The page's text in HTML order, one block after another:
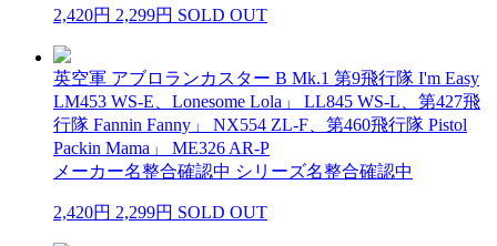
2,420円 2,299円 SOLD OUT
英空軍 アブロランカスター B Mk.1 第9飛行隊 I'm Easy
LM453 WS-E、Lonesome Lola」 LL845 WS-L、第427飛
行隊 Fannin Fanny」 NX554 ZL-F、第460飛行隊 Pistol
Packin Mama」 ME326 AR-P
メーカー名整合確認中 シリーズ名整合確認中
2,420円 2,299円 SOLD OUT